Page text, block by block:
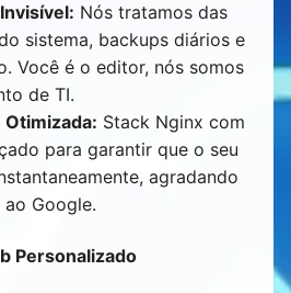
Nós tratamos das
sistema, backups diários e
Você é o editor, nós somos
de TI.
Stack Nginx com
para garantir que o seu
agradando
Google.
Personalizado